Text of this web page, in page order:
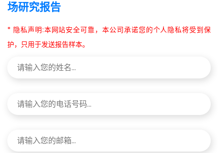
场研究报告
* 隐私声明:本网站安全可靠，本公司承诺您的个人隐私将受到保
护，只用于发送报告样本。